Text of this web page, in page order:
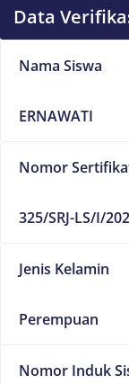
Data
Nama Siswa
ERNAWATI
Nomor
325/SRJ-LS/I/
Jenis Kelamin
Perempuan
Nomor Induk